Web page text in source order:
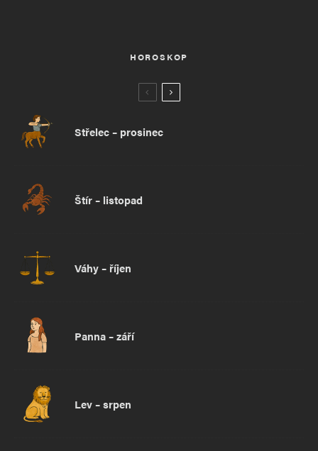
HOROSKOP
Střelec – prosinec
Štír – listopad
Váhy – říjen
Panna – září
Lev – srpen